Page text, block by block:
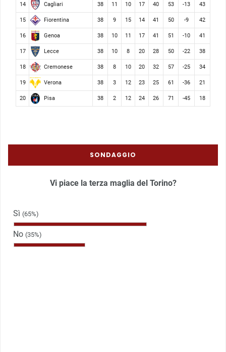
14 Cagliari 38 11 10 17 40 53 -13 43
15 Fiorentina 38 9 15 14 41 50 -9 42
16 Genoa 38 10 11 17 41 51 -10 41
17 Lecce 38 10 8 20 28 50 -22 38
18 Cremonese 38 8 10 20 32 57 -25 34
19 Verona 38 3 12 23 25 61 -36 21
20 Pisa 38 2 12 24 26 71 -45 18
SONDAGGIO
Vi piace la terza maglia del Torino?
Sì (65%)
No (35%)